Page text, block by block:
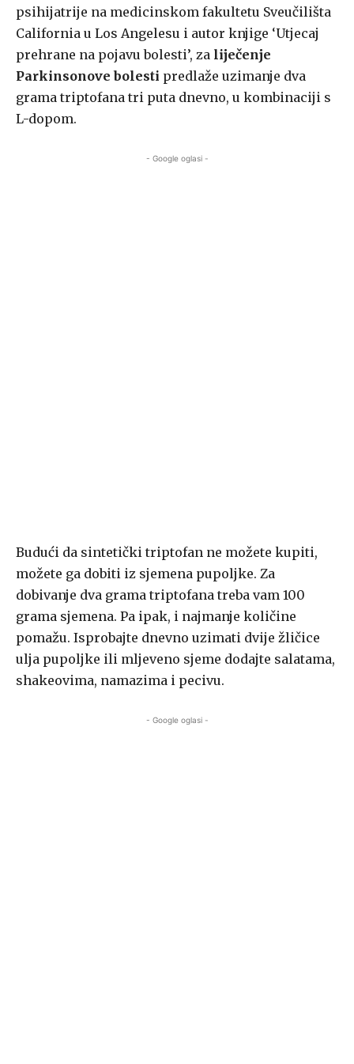
psihijatrije na medicinskom fakultetu Sveučilišta
California u Los Angelesu i autor knjige ‘Utjecaj
prehrane na pojavu bolesti’, za liječenje
Parkinsonove bolesti predlaže uzimanje dva
grama triptofana tri puta dnevno, u kombinaciji s
L-dopom.
- Google oglasi -
Budući da sintetički triptofan ne možete kupiti,
možete ga dobiti iz sjemena pupoljke. Za
dobivanje dva grama triptofana treba vam 100
grama sjemena. Pa ipak, i najmanje količine
pomažu. Isprobajte dnevno uzimati dvije žličice
ulja pupoljke ili mljeveno sjeme dodajte salatama,
shakeovima, namazima i pecivu.
- Google oglasi -